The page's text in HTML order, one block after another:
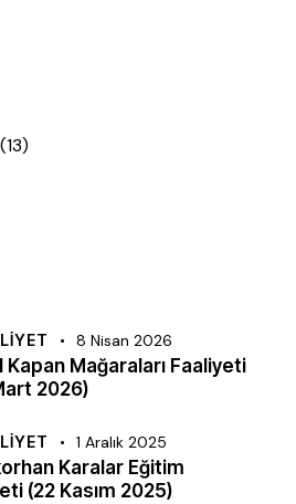
(13)
8 Nisan 2026
Kapan Mağaraları Faaliyeti
2026)
1 Aralık 2025
Karalar Eğitim
(22 Kasım 2025)